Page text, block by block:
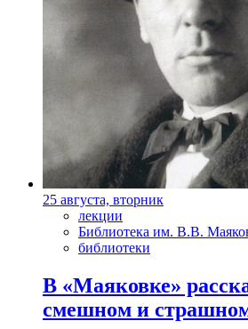
25 августа, вторник
лекции
Библиотека им. В.В.
библиотеки
В «Маяковке»
смешном и